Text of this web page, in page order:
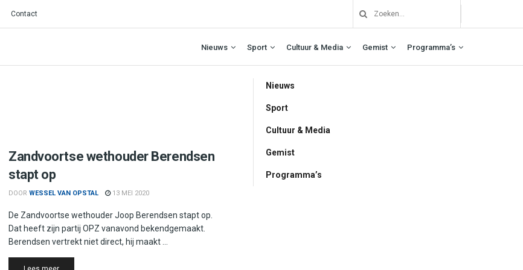
Contact
Nieuws Sport Cultuur & Media Gemist Programma’s
Zandvoortse wethouder Berendsen
stapt op
DOOR WESSEL VAN OPSTAL 13 MEI 2020
De Zandvoortse wethouder Joop Berendsen stapt op.
Dat heeft zijn partij OPZ vanavond bekendgemaakt.
Berendsen vertrekt niet direct, hij maakt ...
Details
Nieuws
Sport
Cultuur & Media
Gemist
Programma’s